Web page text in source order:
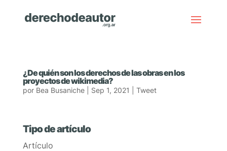
¿De quién son los derechos de las obras en los
proyectos de wikimedia?
por Bea Busaniche| Sep 1, 2021 Tweet
Tipo de artículo
Artículo